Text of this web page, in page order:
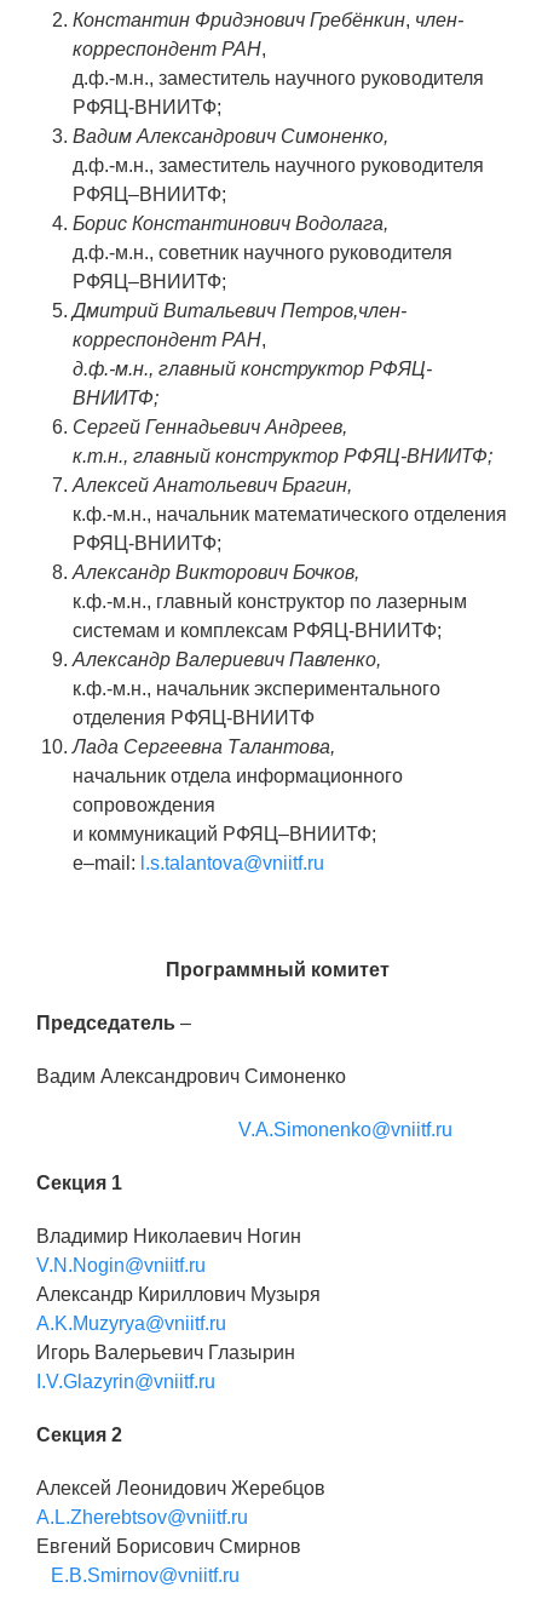
Константин Фридэнович Гребёнкин, член-
корреспондент РАН,
д.ф.-м.н., заместитель научного руководителя
РФЯЦ-ВНИИТФ;
Вадим Александрович Симоненко,
д.ф.-м.н., заместитель научного руководителя
РФЯЦ–ВНИИТФ;
Борис Константинович Водолага,
д.ф.-м.н., советник научного руководителя
РФЯЦ–ВНИИТФ;
Дмитрий Витальевич Петров,член-
корреспондент РАН,
д.ф.-м.н., главный конструктор РФЯЦ-
ВНИИТФ;
Сергей Геннадьевич Андреев,
к.т.н., главный конструктор РФЯЦ-ВНИИТФ;
Алексей Анатольевич Брагин,
к.ф.-м.н., начальник математического отделения
РФЯЦ-ВНИИТФ;
Александр Викторович Бочков,
к.ф.-м.н., главный конструктор по лазерным
системам и комплексам РФЯЦ-ВНИИТФ;
Александр Валериевич Павленко,
к.ф.-м.н., начальник экспериментального
отделения РФЯЦ-ВНИИТФ
Лада Сергеевна Талантова,
начальник отдела информационного
сопровождения
и коммуникаций РФЯЦ–ВНИИТФ;
e–mail: l.s.talantova@vniitf.ru
Программный комитет
Председатель –
Вадим Александрович Симоненко
V.A.Simonenko@vniitf.ru
Секция 1
Владимир Николаевич Ногин
V.N.Nogin@vniitf.ru
Александр Кириллович Музыря
A.K.Muzyrya@vniitf.ru
Игорь Валерьевич Глазырин
I.V.Glazyrin@vniitf.ru
Секция 2
Алексей Леонидович Жеребцов
A.L.Zherebtsov@vniitf.ru
Евгений Борисович Смирнов
E.B.Smirnov@vniitf.ru